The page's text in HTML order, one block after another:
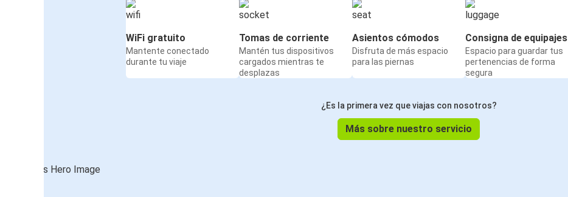
WiFi gratuito
Mantente conectado
durante tu viaje
Tomas de corriente
Mantén tus dispositivos
cargados mientras te
desplazas
Asientos cómodos
Disfruta de más espacio
para las piernas
Consigna de equipajes
Espacio para guardar tus
pertenencias de forma
segura
¿Es la primera vez que viajas con nosotros?
Más sobre nuestro servicio